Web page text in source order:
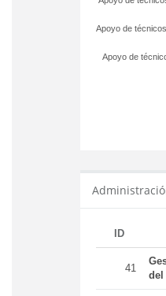
Apoyo de
Apoyo de
ID
41
del